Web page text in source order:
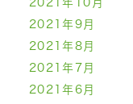
2021年10月
2021年9月
2021年8月
2021年7月
2021年6月